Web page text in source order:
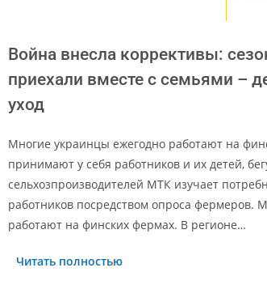
Война внесла коррективы:
приехали вместе с семьями –
уход
Многие украинцы ежегодно работают на
принимают у себя работников и их детей,
сельхозпроизводителей МТК изучает
работников посредством опроса фермеров.
работают на финских фермах. В регионе…
Читать полностью